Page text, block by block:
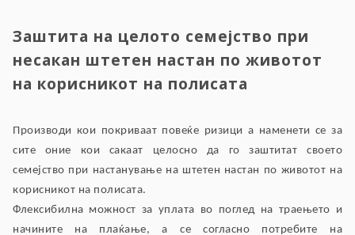
Заштита на целото семејство при
несакан штетен настан по животот
на корисникот на полисата
Производи кои покриваат повеќе ризици а наменети се за
сите оние кои сакаат целосно да го заштитат своето
семејство при настанување на штетен настан по животот на
корисникот на полисата.
Флексибилна можност за уплата во поглед на траењето и
начините на плаќање, а се согласно потребите на